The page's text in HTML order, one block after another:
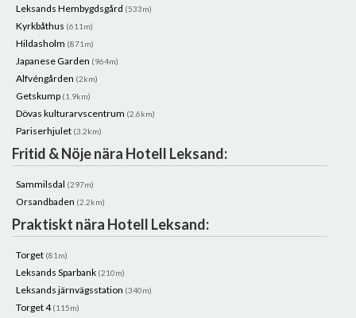
Leksands Hembygdsgård (533m)
Kyrkbåthus (611m)
Hildasholm (871m)
Japanese Garden (964m)
Alfvéngården (2km)
Getskump (1.9km)
Dövas kulturarvscentrum (2.6km)
Pariserhjulet (3.2km)
Fritid & Nöje nära Hotell Leksand:
Sammilsdal (297m)
Orsandbaden (2.2km)
Praktiskt nära Hotell Leksand:
Torget (81m)
Leksands Sparbank (210m)
Leksands järnvägsstation (340m)
Torget 4(115m)